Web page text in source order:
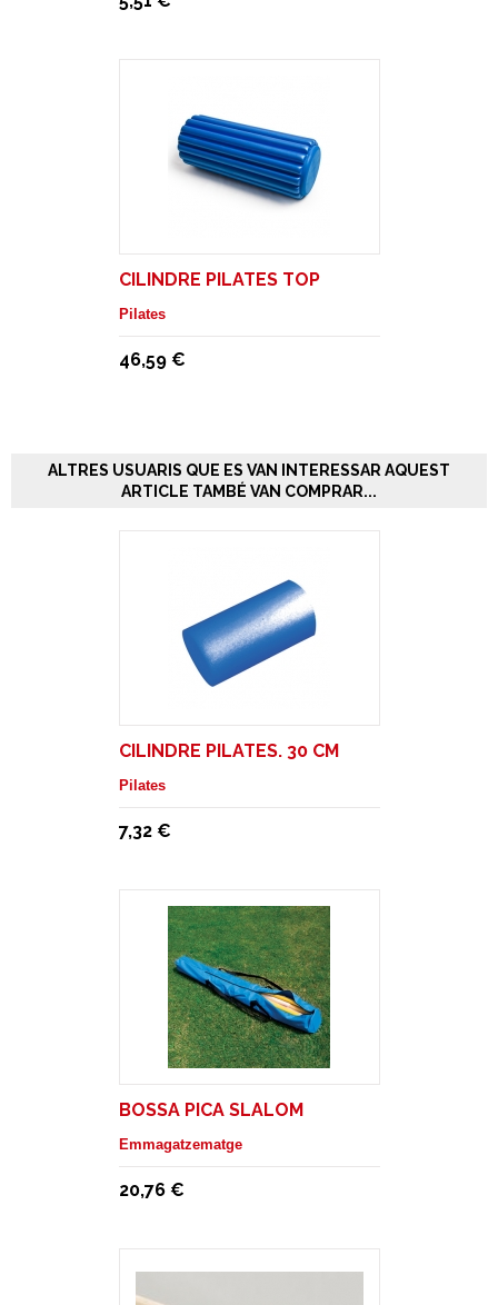
CILINDRE PILATES TOP
Pilates
46,59 €
ALTRES USUARIS QUE ES VAN INTERESSAR AQUEST
ARTICLE TAMBÉ VAN COMPRAR...
CILINDRE PILATES. 30 CM
Pilates
7,32 €
BOSSA PICA SLALOM
Emmagatzematge
20,76 €